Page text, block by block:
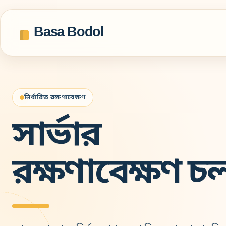
Basa Bodol
নির্ধারিত রক্ষণাবেক্ষণ
সার্ভার
রক্ষণাবেক্ষণ